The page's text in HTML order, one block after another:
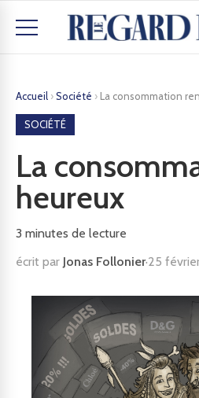
Accueil ›Société › La consommation
SOCIÉTÉ
La
heureux
3 minutes de lecture
écrit par Jonas Follonier·25